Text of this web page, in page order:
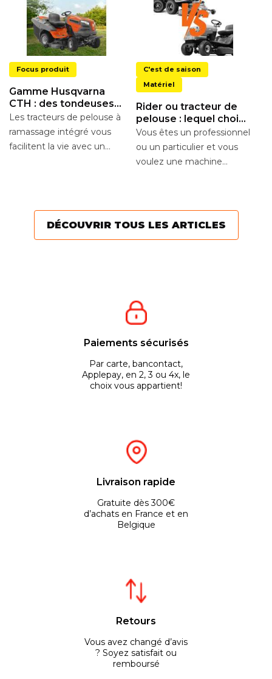
Focus produit
Gamme Husqvarna
CTH : des tondeuses
autoportées à
ramassage intégré
Les tracteurs de pelouse à
ramassage intégré vous
facilitent la vie avec un
C'est de saison
Matériel
Rider ou tracteur de
pelouse : lequel choisir
?
Vous êtes un professionnel
ou un particulier et vous
voulez une machine
DÉCOUVRIR TOUS LES ARTICLES
Paiements sécurisés
Par carte, bancontact,
Applepay, en 2, 3 ou 4x, le
choix vous appartient!
Livraison rapide
Gratuite dès 300€
d’achats en France et en
Belgique
Retours
Vous avez changé d’avis
? Soyez satisfait ou
remboursé